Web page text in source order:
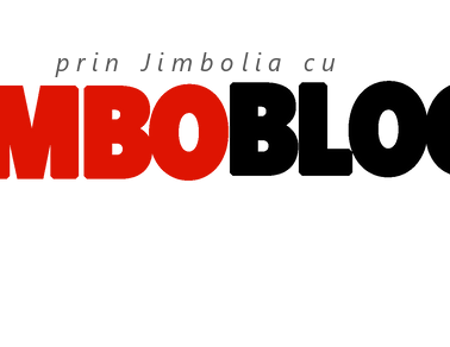
prin Jimbolia cu